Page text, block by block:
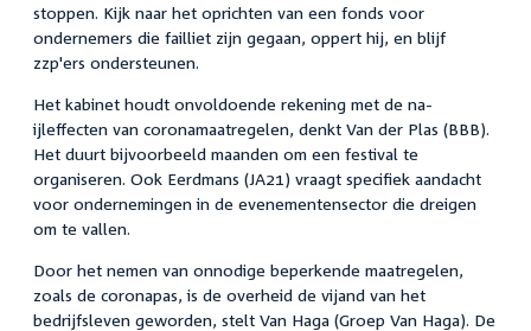
stoppen. Kijk naar het oprichten van een fonds voor
ondernemers die failliet zijn gegaan, oppert hij, en blijf
zzp'ers ondersteunen.
Het kabinet houdt onvoldoende rekening met de na-
ijleffecten van coronamaatregelen, denkt Van der Plas (BBB).
Het duurt bijvoorbeeld maanden om een festival te
organiseren. Ook Eerdmans (JA21) vraagt specifiek aandacht
voor ondernemingen in de evenementensector die dreigen
om te vallen.
Door het nemen van onnodige beperkende maatregelen,
zoals de coronapas, is de overheid de vijand van het
bedrijfsleven geworden, stelt Van Haga (Groep Van Haga). De